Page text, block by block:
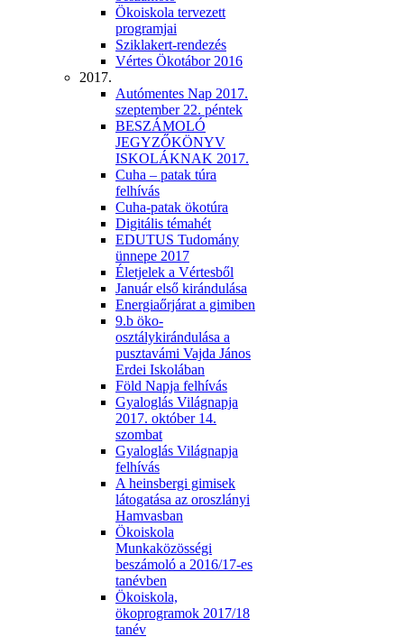
Ökoiskola tervezett
programjai
Sziklakert-rendezés
Vértes Ökotábor 2016
2017.
Autómentes Nap 2017.
szeptember 22. péntek
BESZÁMOLÓ
JEGYZŐKÖNYV
ISKOLÁKNAK 2017.
Cuha – patak túra
felhívás
Cuha-patak ökotúra
Digitális témahét
EDUTUS Tudomány
ünnepe 2017
Életjelek a Vértesből
Január első kirándulása
Energiaőrjárat a gimiben
9.b öko-
osztálykirándulása a
pusztavámi Vajda János
Erdei Iskolában
Föld Napja felhívás
Gyaloglás Világnapja
2017. október 14.
szombat
Gyaloglás Világnapja
felhívás
A heinsbergi gimisek
látogatása az oroszlányi
Hamvasban
Ökoiskola
Munkaközösségi
beszámoló a 2016/17-es
tanévben
Ökoiskola,
ökoprogramok 2017/18
tanév